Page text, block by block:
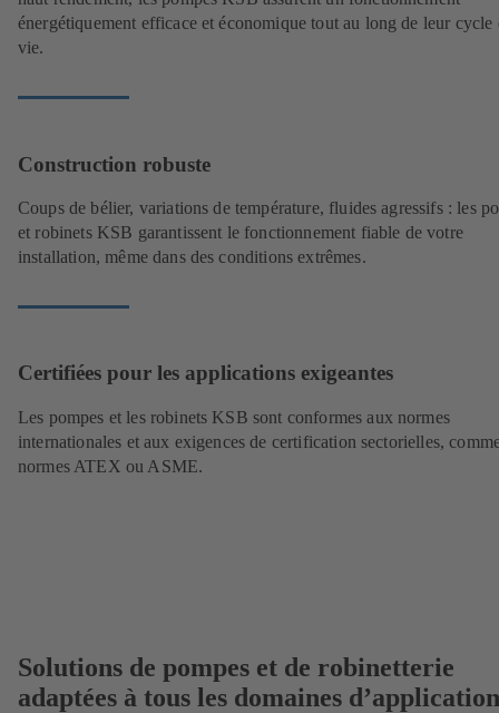
énergétiquement efficace et économique tout au long de leur cycle
vie.
Construction robuste
Coups de bélier, variations de température, fluides agressifs : les
et robinets KSB garantissent le fonctionnement fiable de votre
installation, même dans des conditions extrêmes.
Certifiées pour les applications exigeantes
Les pompes et les robinets KSB sont conformes aux normes
internationales et aux exigences de certification sectorielles,
normes ATEX ou ASME.
Solutions de pompes et de robinetterie
adaptées à tous les domaines d’application